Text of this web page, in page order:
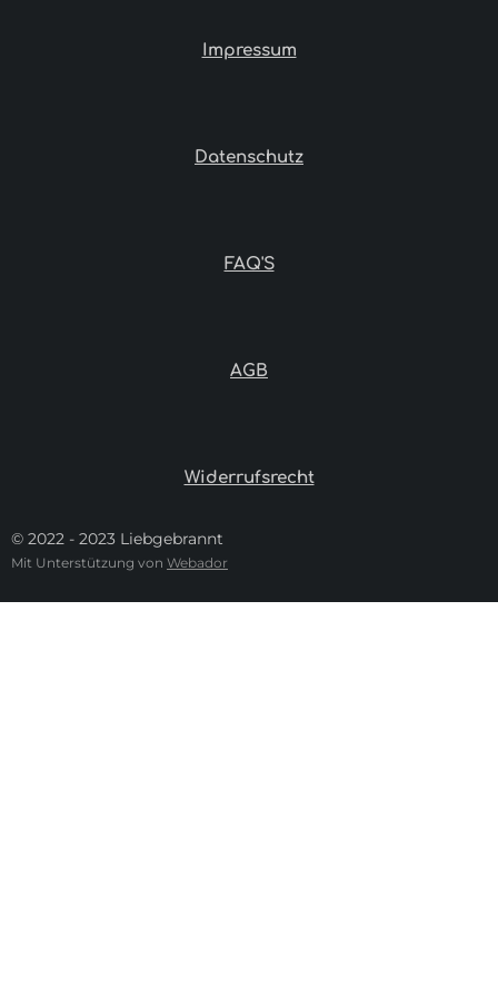
Impressum
Datenschutz
FAQ'S
AGB
Widerrufsrecht
© 2022 - 2023 Liebgebrannt
Mit Unterstützung von Webador